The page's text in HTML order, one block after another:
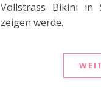
Vollstrass Bikini in
zeigen werde.